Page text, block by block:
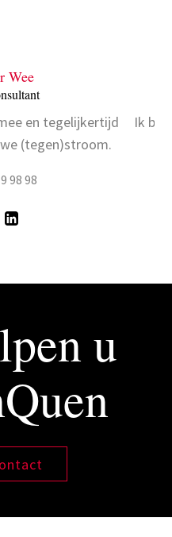
Wee
en tegelijkertijd
(tegen)stroom.
98 98
Ik
u